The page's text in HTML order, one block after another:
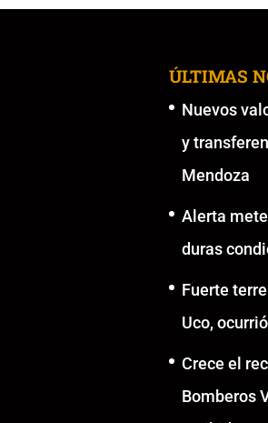
ÚLTIMAS
Nuevos
y
Mendoza
Alerta
duras
Fuerte
Uco,
Crece el
Bomberos